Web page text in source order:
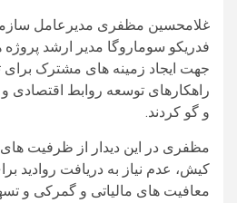
غلامحسین مظفری مدیرعامل
فدریکو سوماروگا مدیر ارشد
جهت ایجاد زمینه های مشترک
راهکارهای توسعه روابط
و گو کردند.
مظفری در این دیدار از ظرفیت
کیش، عدم نیاز به دریافت روادید
معافیت های مالیاتی و گمرکی و